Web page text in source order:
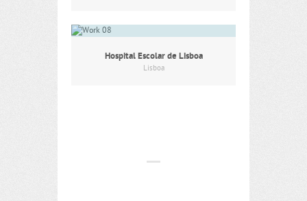
Hospital Escolar de Lisboa
Lisboa